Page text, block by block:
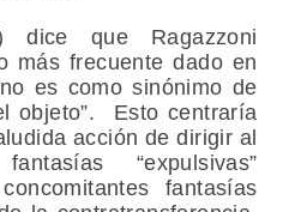
dice que Ragazzoni
más frecuente dado en
es como sinónimo de
objeto”. Esto centraría
acción de dirigir al
“expulsivas”
fantasías